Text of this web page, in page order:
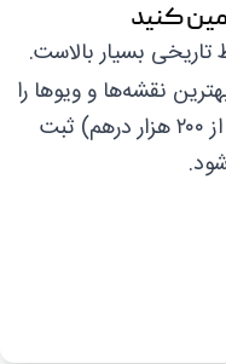
بسیار بالاست.
نقشه‌ها و ویوها را
دارد. همین امروز EOI خود را (شروع از ۲۰۰ هزار درهم) ثبت